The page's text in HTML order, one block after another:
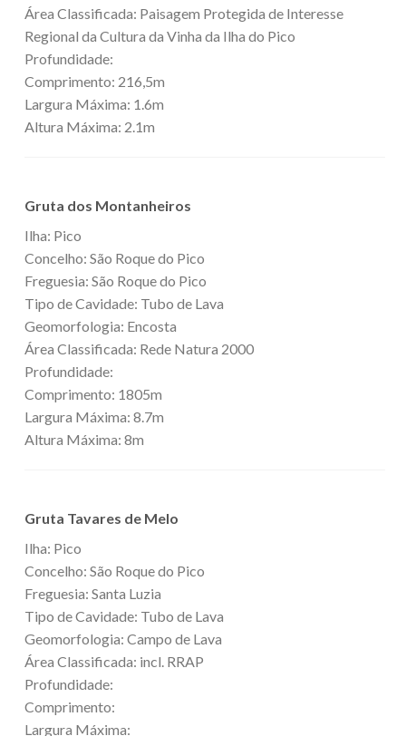
Área Classificada: Paisagem Protegida de Interesse
Regional da Cultura da Vinha da Ilha do Pico
Profundidade:
Comprimento: 216,5m
Largura Máxima: 1.6m
Altura Máxima: 2.1m
Gruta dos Montanheiros
Ilha: Pico
Concelho: São Roque do Pico
Freguesia: São Roque do Pico
Tipo de Cavidade: Tubo de Lava
Geomorfologia: Encosta
Área Classificada: Rede Natura 2000
Profundidade:
Comprimento: 1805m
Largura Máxima: 8.7m
Altura Máxima: 8m
Gruta Tavares de Melo
Ilha: Pico
Concelho: São Roque do Pico
Freguesia: Santa Luzia
Tipo de Cavidade: Tubo de Lava
Geomorfologia: Campo de Lava
Área Classificada: incl. RRAP
Profundidade:
Comprimento:
Largura Máxima: